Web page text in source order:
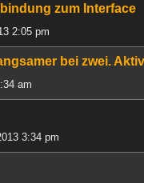
zum Interface
2:05 pm
bei zwei.
am
3:34 pm